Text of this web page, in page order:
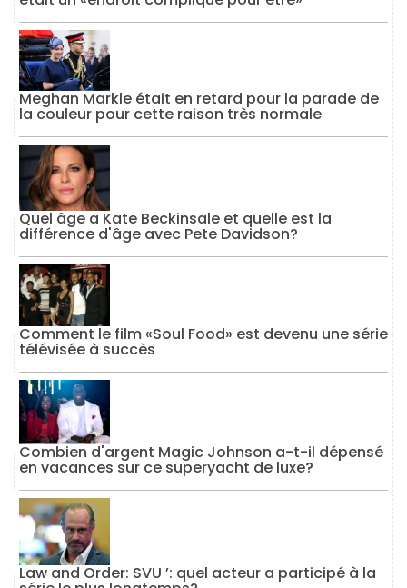
Meghan Markle était en retard pour la parade de
la couleur pour cette raison très normale
Quel âge a Kate Beckinsale et quelle est la
différence d'âge avec Pete Davidson?
Comment le film «Soul Food» est devenu une série
télévisée à succès
Combien d'argent Magic Johnson a-t-il dépensé
en vacances sur ce superyacht de luxe?
Law and Order: SVU ’: quel acteur a participé à la